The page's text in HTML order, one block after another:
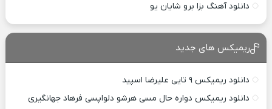
دانلود آهنگ بزا برو شایان یو
ریمیکس های جدید
دانلود ریمیکس ۹ تایی علیرضا اسپید
دانلود ریمیکس دواره حال مسی هرشو دلواپسی فرهاد جهانگیری